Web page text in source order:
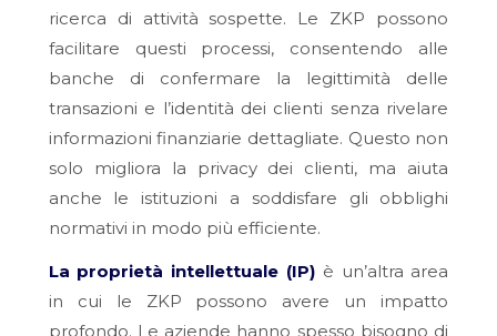
ricerca di attività sospette. Le ZKP possono
facilitare questi processi, consentendo alle
banche di confermare la legittimità delle
transazioni e l’identità dei clienti senza rivelare
informazioni finanziarie dettagliate. Questo non
solo migliora la privacy dei clienti, ma aiuta
anche le istituzioni a soddisfare gli obblighi
normativi in modo più efficiente.
La proprietà intellettuale (IP) è un’altra area
in cui le ZKP possono avere un impatto
profondo. Le aziende hanno spesso bisogno di